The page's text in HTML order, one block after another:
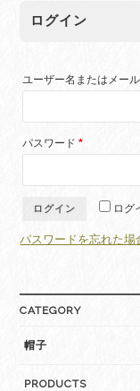
ログイン
ユーザー名またはメー
パスワード*
ログ
パスワードを忘れた場
CATEGORY
帽子
PRODUCTS